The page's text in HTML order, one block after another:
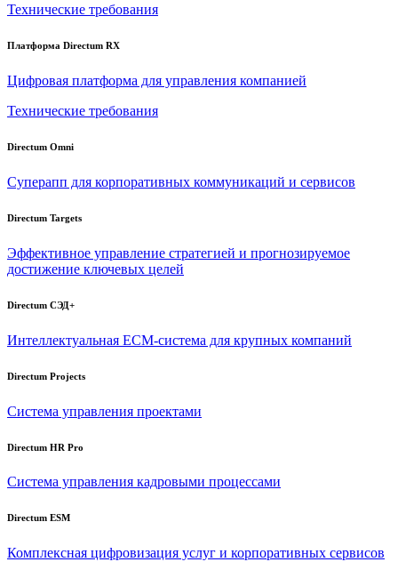
Технические требования
Платформа Directum RX
Цифровая платформа для управления компанией
Технические требования
Directum Omni
Суперапп для корпоративных коммуникаций и сервисов
Directum Targets
Эффективное управление стратегией и прогнозируемое
достижение ключевых целей
Directum СЭД+
Интеллектуальная ECM-система для крупных компаний
Directum Projects
Система управления проектами
Directum HR Pro
Система управления кадровыми процессами
Directum ESM
Комплексная цифровизация услуг и корпоративных сервисов